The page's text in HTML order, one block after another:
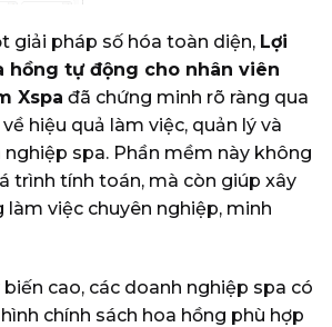
giải pháp số hóa toàn diện, Lợi
hồng tự động cho nhân viên
Xspa đã chứng minh rõ ràng qua
hiệu quả làm việc, quản lý và
spa. Phần mềm này không
trình tính toán, mà còn giúp xây
việc chuyên nghiệp, minh
cao, các doanh nghiệp spa có
chính sách hoa hồng phù hợp